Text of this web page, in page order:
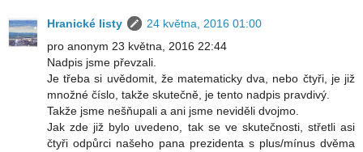
Hranické listy
24 května, 2016 01:00
pro anonym 23 května, 2016 22:44
Nadpis jsme převzali.
Je třeba si uvědomit, že matematicky dva, nebo čtyři, je již
množné číslo, takže skutečně, je tento nadpis pravdivý.
Takže jsme nešňupali a ani jsme neviděli dvojmo.
Jak zde již bylo uvedeno, tak se ve skutečnosti, střetli asi
čtyři odpůrci našeho pana prezidenta s plus/mínus dvěma